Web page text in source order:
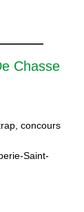
Chasse
concours
Saint-